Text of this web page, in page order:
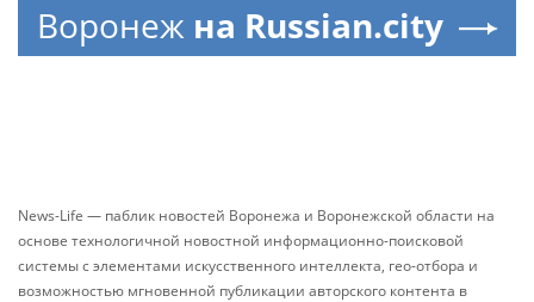
Воронеж на Russian.city
News-Life — паблик новостей Воронежа и Воронежской области на
основе технологичной новостной информационно-поисковой
системы с элементами искусственного интеллекта, гео-отбора и
возможностью мгновенной публикации авторского контента в